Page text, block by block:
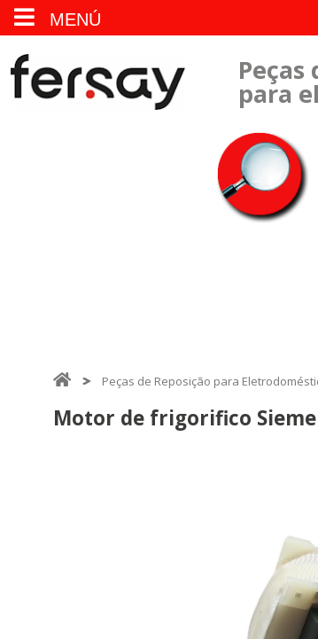
MENÚ
Peças
para
Peças de Reposição para
Motor de frigorifico